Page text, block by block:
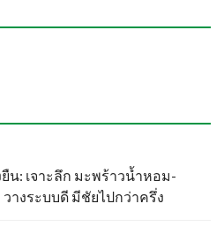
น: เจาะลึก มะพร้าวน้ำหอม-
างระบบดี มีชัยไปกว่าครึ่ง